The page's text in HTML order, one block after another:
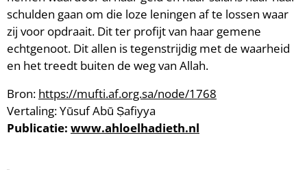
schulden gaan om die loze leningen af te lossen waar
zij voor opdraait. Dit ter profijt van haar gemene
echtgenoot. Dit allen is tegenstrijdig met de waarheid
en het treedt buiten de weg van Allah.
Bron: https://mufti.af.org.sa/node/1768
Vertaling: Yūsuf Abū Ṣafiyya
Publicatie: www.ahloelhadieth.nl